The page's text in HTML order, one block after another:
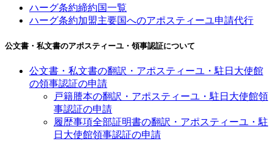
ハーグ条約締約国一覧
ハーグ条約加盟主要国へのアポスティーユ申請代行
公文書・私文書のアポスティーユ・領事認証について
公文書・私文書の翻訳・アポスティーユ・駐日大使館
の領事認証の申請
戸籍謄本の翻訳・アポスティーユ・駐日大使館領
事認証の申請
履歴事項全部証明書の翻訳・アポスティーユ・駐
日大使館領事認証の申請